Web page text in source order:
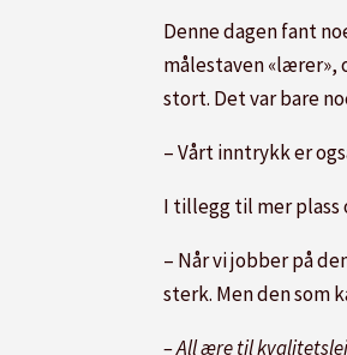
Denne dagen fant
målestaven «lærer»,
stort. Det var bare
– Vårt inntrykk er
I tillegg til mer plass
– Når vi jobber på
sterk. Men den som
– All ære til